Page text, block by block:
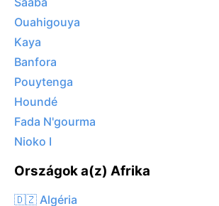
Ouahigouya
Kaya
Banfora
Pouytenga
Houndé
Fada N'gourma
Nioko I
Országok a(z) Afrika
🇩🇿 Algéria